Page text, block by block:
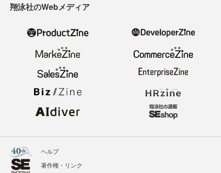
翔泳社のWebメディア
ヘルプ
著作権・リンク